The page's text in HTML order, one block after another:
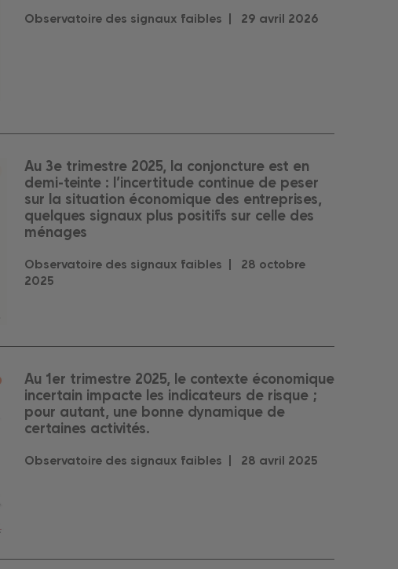
Observatoire des signaux faibles | 29 avril 2026
Au 3e trimestre 2025, la conjoncture est en
demi-teinte : l’incertitude continue de peser
sur la situation économique des entreprises,
quelques signaux plus positifs sur celle des
ménages
Observatoire des signaux faibles | 28 octobre
2025
Au 1er trimestre 2025, le contexte économique
incertain impacte les indicateurs de risque ;
pour autant, une bonne dynamique de
certaines activités.
Observatoire des signaux faibles | 28 avril 2025